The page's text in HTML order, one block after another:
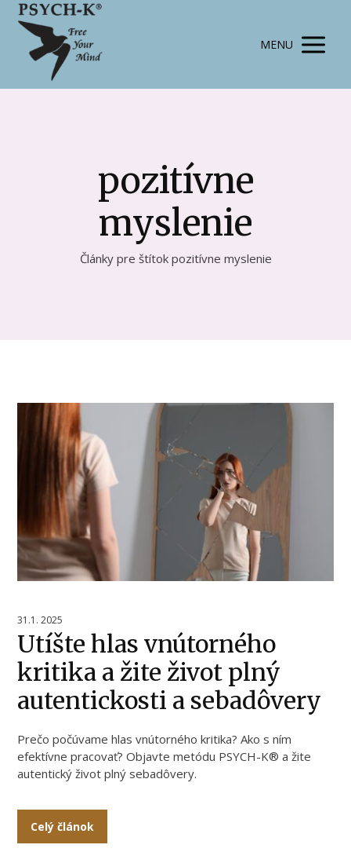
MENU
pozitívne
myslenie
Články pre štítok pozitívne myslenie
31.1. 2025
Utíšte hlas vnútorného
kritika a žite život plný
autentickosti a sebadôvery
Prečo počúvame hlas vnútorného kritika? Ako s ním
efektívne pracovať? Objavte metódu PSYCH-K® a žite
autentický život plný sebadôvery.
Celý článok